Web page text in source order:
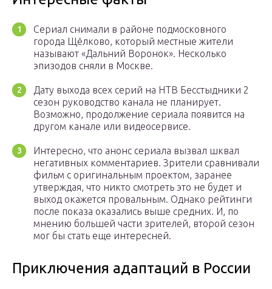
Сериал снимали в районе подмосковного
города Щёлково, который местные жители
называют «Дальний Воронок». Несколько
эпизодов сняли в Москве.
Дату выхода всех серий на НТВ Бесстыдники 2
сезон руководство канала не планирует.
Возможно, продолжение сериала появится на
другом канале или видеосервисе.
Интересно, что анонс сериала вызвал шквал
негативных комментариев. Зрители сравнивали
фильм с оригинальным проектом, заранее
утверждая, что никто смотреть это не будет и
выход окажется провальным. Однако рейтинги
после показа оказались выше средних. И, по
мнению большей части зрителей, второй сезон
мог бы стать еще интересней.
Приключения адаптаций в России